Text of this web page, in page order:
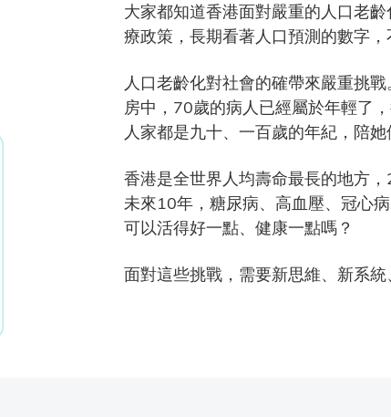
大家都知道香港面對嚴重的人口老
療政策，長期看著人口預測的數字
人口老齡化對社會的確帶來嚴重挑
房中，70歲的病人已經屬於年輕了
人家都是九十、一百歲的年紀，陪她
香港是全世界人均壽命最長的地方
未來10年，糖尿病、高血壓、冠心
可以活得好一點、健康一點嗎？
面對這些挑戰，需要新思維、新系